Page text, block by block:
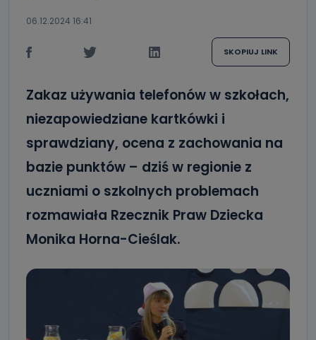
06.12.2024 16:41
SKOPIUJ LINK
Zakaz używania telefonów w szkołach,
niezapowiedziane kartkówki i
sprawdziany, ocena z zachowania na
bazie punktów – dziś w regionie z
uczniami o szkolnych problemach
rozmawiała Rzecznik Praw Dziecka
Monika Horna-Cieślak.